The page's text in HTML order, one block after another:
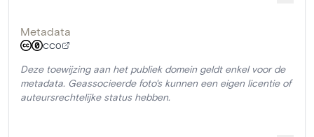
Metadata
CC0
Deze toewijzing aan het publiek domein geldt enkel voor de
metadata. Geassocieerde foto's kunnen een eigen licentie of
auteursrechtelijke status hebben.